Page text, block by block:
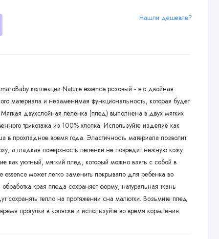
Нашли дешевле?
коллекции Nature essence розовый - это двойная
материала и незаменимая функциональность, которая будет
двухслойная пеленка (плед) выполнена в двух мягких
трикотажа из 100% хлопка. Используйте изделие как
прохладное время года. Эластичность материала позволит
а гладкая поверхность пеленки не повредит нежную кожу
как уютный, мягкий плед, который можно взять с собой в
может легко заменить покрывало для ребенка во
края пледа сохраняет форму, натуральная ткань
сохранять тепло на протяжении сна малютки. Возьмите плед
прогулки в коляске и используйте во время кормления.